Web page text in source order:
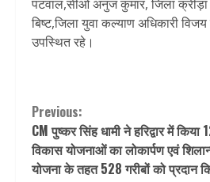
पटवाल,सीओ अनुज कुमार, जिला क्रीड़ा
बिष्ट,जिला युवा कल्याण अधिकारी
उपस्थित रहे।
Continue
Reading
Previous:
CM पुष्कर सिंह धामी ने हरिद्वार में
विकास योजनाओं का लोकार्पण एवं
योजना के तहत 528 गरीबों को प्रदान